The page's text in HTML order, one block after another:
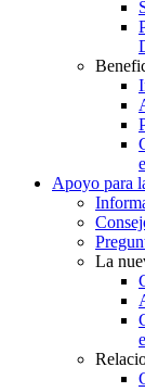
Apoyo para
La